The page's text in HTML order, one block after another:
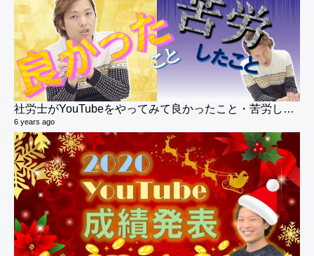
社労士がYouTubeをやってみて良かったこと・苦労したこと
6 years ago